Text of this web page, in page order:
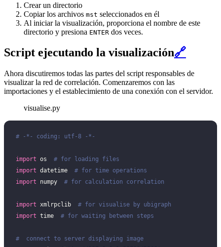
Crear un directorio
Copiar los archivos mst seleccionados en él
Al iniciar la visualización, proporciona el nombre de este
directorio y presiona ENTER dos veces.
Script ejecutando la visualización🔗
Ahora discutiremos todas las partes del script responsables de
visualizar la red de correlación. Comenzaremos con las
importaciones y el establecimiento de una conexión con el servidor.
visualise.py
# -*- coding: utf-8 -*-
import os # for loading files
import datetime # for time operations
import numpy # for calculation correlation
import xmlrpclib # for visualise by ubigraph
import time # for waiting between steps
#  connect to server displaying image